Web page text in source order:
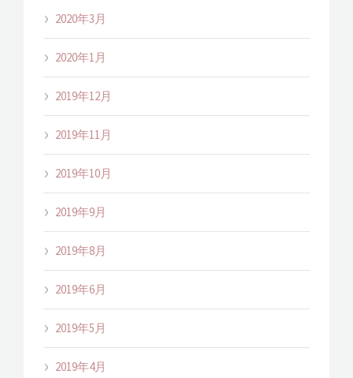
2020年3月
2020年1月
2019年12月
2019年11月
2019年10月
2019年9月
2019年8月
2019年6月
2019年5月
2019年4月